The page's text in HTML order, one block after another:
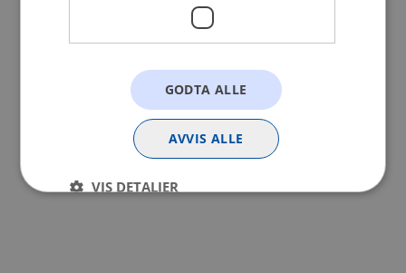
GODTA ALLE
AVVIS ALLE
VIS DETALJER